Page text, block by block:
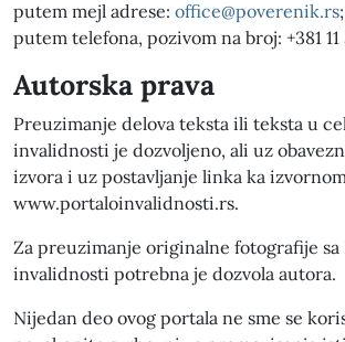
putem mejl adrese: office@poverenik.rs;
putem telefona, pozivom na broj: +381
Autorska prava
Preuzimanje delova teksta ili teksta u
invalidnosti je dozvoljeno, ali uz
izvora i uz postavljanje linka ka
www.portaloinvalidnosti.rs.
Za preuzimanje originalne fotografije sa
invalidnosti potrebna je dozvola autora.
Nijedan deo ovog portala ne sme se